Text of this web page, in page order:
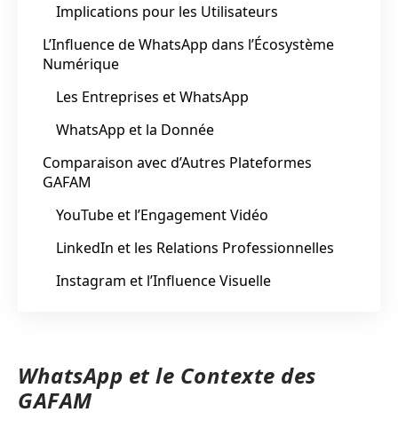
Implications pour les Utilisateurs
L’Influence de WhatsApp dans l’Écosystème
Numérique
Les Entreprises et WhatsApp
WhatsApp et la Donnée
Comparaison avec d’Autres Plateformes
GAFAM
YouTube et l’Engagement Vidéo
LinkedIn et les Relations Professionnelles
Instagram et l’Influence Visuelle
WhatsApp et le Contexte des
GAFAM